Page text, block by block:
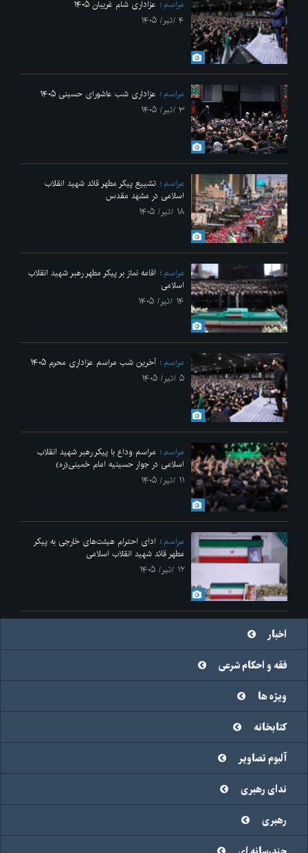
مراسم
عزاداری شام غریبان ۱۴۰۵
۴ /تیر/ ۱۴۰۵
مراسم
عزاداری شب عاشورای حسینی ۱۴۰۵
۳ /تیر/ ۱۴۰۵
مراسم
تشییع پیکر مطهر قائد شهید انقلاب
اسلامی در مشهد مقدس
۱۸ /تیر/ ۱۴۰۵
مراسم
اقامه نماز بر پیکر مطهر رهبر شهید انقلاب
اسلامی
۱۴ /تیر/ ۱۴۰۵
مراسم
آخرین شب مراسم عزاداری محرم ۱۴۰۵
۵ /تیر/ ۱۴۰۵
مراسم
مراسم وداع با پیکر رهبر شهید انقلاب
اسلامی در جوار حسینیه امام خمینی(ره)
۱۱ /تیر/ ۱۴۰۵
مراسم
ادای احترام هیئت‌های خارجی به پیکر
مطهر قائد شهید انقلاب اسلامی
۱۲ /تیر/ ۱۴۰۵
اخبار
فقه و احکام شرعی
ویژه ها
کتابخانه
آلبوم تصاویر
ندای رهبری
رهبری